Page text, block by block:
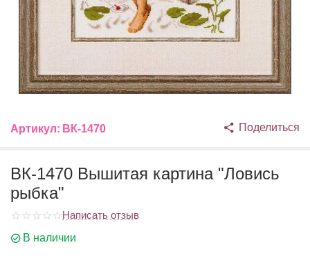
Артикул: ВК-1470 Поделиться
ВК-1470 Вышитая картина "Ловись
рыбка"
Написать отзыв
В наличии